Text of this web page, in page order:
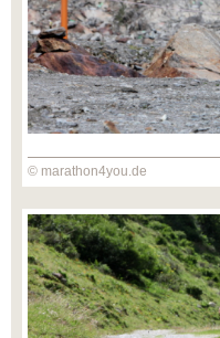
© marathon4you.de